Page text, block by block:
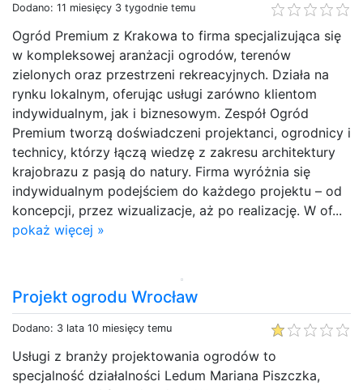
Dodano: 11 miesięcy 3 tygodnie temu
Ogród Premium z Krakowa to firma specjalizująca się
w kompleksowej aranżacji ogrodów, terenów
zielonych oraz przestrzeni rekreacyjnych. Działa na
rynku lokalnym, oferując usługi zarówno klientom
indywidualnym, jak i biznesowym. Zespół Ogród
Premium tworzą doświadczeni projektanci, ogrodnicy i
technicy, którzy łączą wiedzę z zakresu architektury
krajobrazu z pasją do natury. Firma wyróżnia się
indywidualnym podejściem do każdego projektu – od
koncepcji, przez wizualizacje, aż po realizację. W of...
pokaż więcej »
Projekt ogrodu Wrocław
Dodano: 3 lata 10 miesięcy temu
Usługi z branży projektowania ogrodów to
specjalność działalności Ledum Mariana Piszczka,